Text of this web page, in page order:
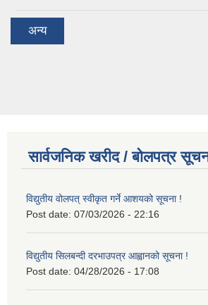
अन्य
सार्वजनिक खरीद / बोलपत्र
विद्युतीय वोलपत् स्वीकृत गर्ने आशयको सूचना !
Post date: 07/03/2026 - 22:16
विद्युतीय सिलबन्दी दरभाउपत्र आह्वानको सूचना !
Post date: 04/28/2026 - 17:08